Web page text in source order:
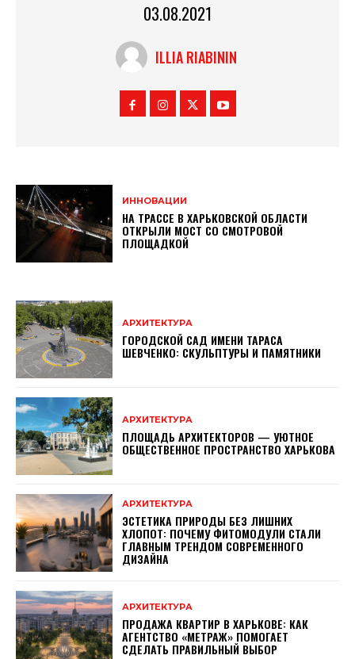
03.08.2021
ILLIA RIABININ
ИННОВАЦИИ
НА ТРАССЕ В ХАРЬКОВСКОЙ ОБЛАСТИ
ОТКРЫЛИ МОСТ СО СМОТРОВОЙ
ПЛОЩАДКОЙ
АРХИТЕКТУРА
ГОРОДСКОЙ САД ИМЕНИ ТАРАСА
ШЕВЧЕНКО: СКУЛЬПТУРЫ И ПАМЯТНИКИ
АРХИТЕКТУРА
ПЛОЩАДЬ АРХИТЕКТОРОВ — УЮТНОЕ
ОБЩЕСТВЕННОЕ ПРОСТРАНСТВО ХАРЬКОВА
АРХИТЕКТУРА
ЭСТЕТИКА ПРИРОДЫ БЕЗ ЛИШНИХ
ХЛОПОТ: ПОЧЕМУ ФИТОМОДУЛИ СТАЛИ
ГЛАВНЫМ ТРЕНДОМ СОВРЕМЕННОГО
ДИЗАЙНА
АРХИТЕКТУРА
ПРОДАЖА КВАРТИР В ХАРЬКОВЕ: КАК
АГЕНТСТВО «МЕТРАЖ» ПОМОГАЕТ
СДЕЛАТЬ ПРАВИЛЬНЫЙ ВЫБОР